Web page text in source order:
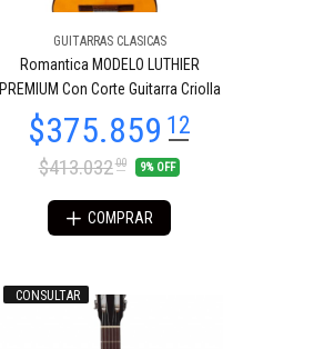
GUITARRAS CLASICAS
Romantica MODELO LUTHIER
PREMIUM Con Corte Guitarra Criolla
$413.03200 9% OFF
COMPRAR
CONSULTAR